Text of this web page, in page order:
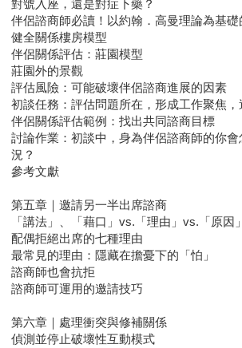
對號入座，還是對症下藥？
伴侶諮商師必讀！以約翰．高曼理論為基
健全關係樓房模型
伴侶關係評估：莊園模型
莊園外的景觀
評估風險：可能破壞伴侶諮商進展的因素
初談任務：評估問題所在，形成工作聚焦，
伴侶關係評估範例：找出共同諮商目標
討論作業：初談中，身為伴侶諮商師的你
況？
參考文獻
第五章｜邀請另一半出席諮商
「講法」、「藉口」vs.「理由」vs.「原因」
配偶拒絕出席的七種理由
最常見的理由：隱藏在擔憂下的「怕」
諮商師也會抗拒
諮商師可運用的邀請技巧
第六章｜處理衝突與修補關係
偵測並停止破壞性互動模式